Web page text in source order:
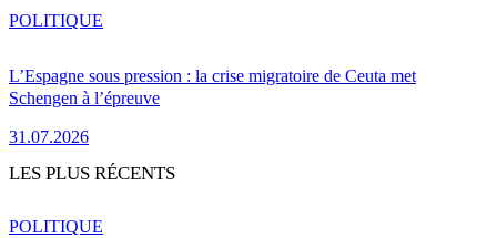
L’Espagne sous pression : la crise migratoire de Ceuta met
Schengen à l’épreuve
31.07.2026
POLITIQUE
LES PLUS RÉCENTS
POLITIQUE